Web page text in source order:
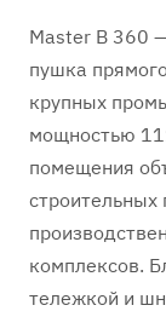
Master B 360
пушка
крупных
мощностью
помещения
строительных
комплексов.
тележкой и